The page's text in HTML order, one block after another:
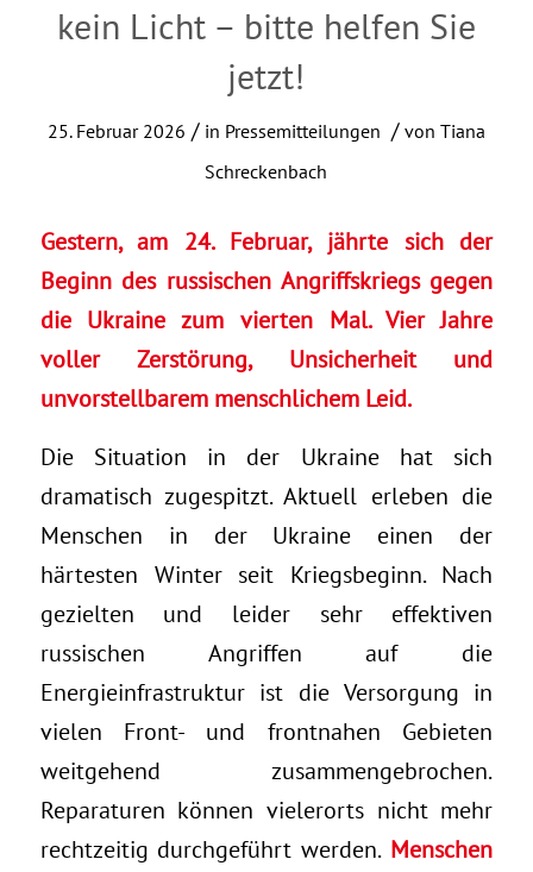
kein Licht – bitte helfen Sie
jetzt!
25. Februar 2026 / in Pressemitteilungen / von Tiana
Schreckenbach
Gestern, am 24. Februar, jährte sich der
Beginn des russischen Angriffskriegs gegen
die Ukraine zum vierten Mal. Vier Jahre
voller Zerstörung, Unsicherheit und
unvorstellbarem menschlichem Leid.
Die Situation in der Ukraine hat sich
dramatisch zugespitzt. Aktuell erleben die
Menschen in der Ukraine einen der
härtesten Winter seit Kriegsbeginn. Nach
gezielten und leider sehr effektiven
russischen Angriffen auf die
Energieinfrastruktur ist die Versorgung in
vielen Front- und frontnahen Gebieten
weitgehend zusammengebrochen.
Reparaturen können vielerorts nicht mehr
rechtzeitig durchgeführt werden.Menschen